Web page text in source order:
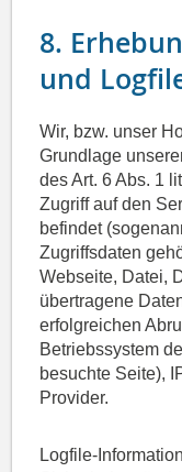
8.
und
Wir, bzw. unser
Grundlage
des Art. 6 Abs. 1
Zugriff auf den
befindet
Zugriffsdaten
Webseite, Datei,
übertragene
erfolgreichen
Betriebssystem
besuchte Seite),
Provider.
Logfile-